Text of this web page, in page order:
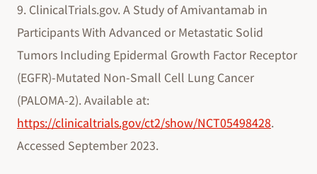
9. ClinicalTrials.gov. A Study of Amivantamab in
Participants With Advanced or Metastatic Solid
Tumors Including Epidermal Growth Factor Receptor
(EGFR)-Mutated Non-Small Cell Lung Cancer
(PALOMA-2). Available at:
https://clinicaltrials.gov/ct2/show/NCT05498428.
Accessed September 2023.